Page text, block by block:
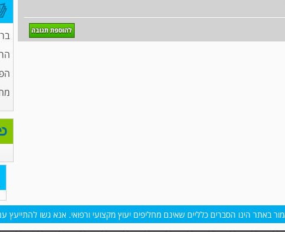
באתר הינו הסברים כלליים שאינם מחליפים יעוץ מקצועי ורפואי. אנא גשו להתייעץ